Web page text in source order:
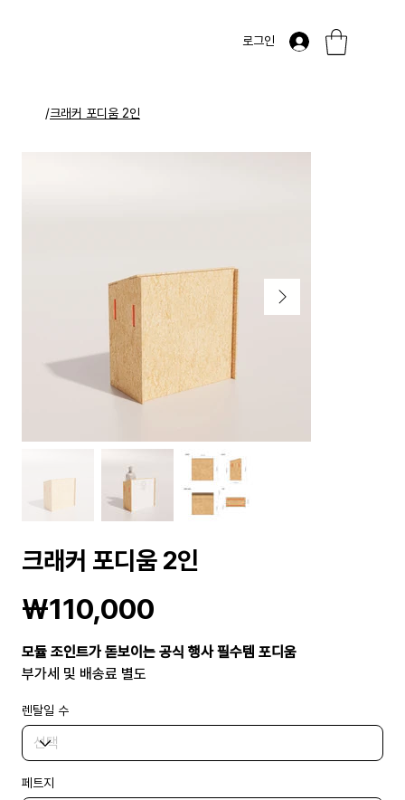
로그인
/크래커 포디움 2인
크래커 포디움 2인
격
₩110,000
모듈 조인트가 돋보이는 공식 행사 필수템 포디움
부가세 및 배송료 별도
렌탈일 수
페트지